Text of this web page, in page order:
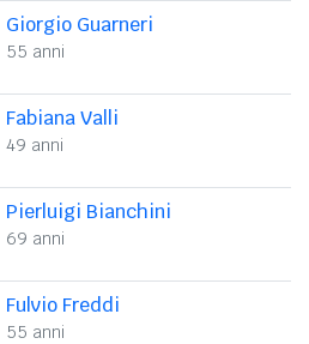
Giorgio Guarneri
55 anni
Fabiana Valli
49 anni
Pierluigi Bianchini
69 anni
Fulvio Freddi
55 anni